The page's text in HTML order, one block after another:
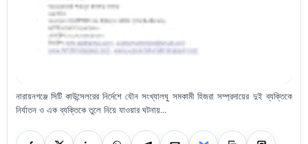
নারায়নগঞ্জে সিটি কাউন্সেলরের নির্দেশে যৌন সংখ্যালঘু সমকামী হিজরা সম্প্রদায়ের দুই ব্যক্তিকে
নির্যাতন ও এক ব্যক্তিকে তুলে নিয়ে যাওয়ার ঘটনায়...